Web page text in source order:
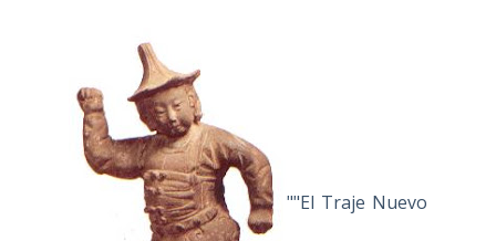
""El Traje Nuevo